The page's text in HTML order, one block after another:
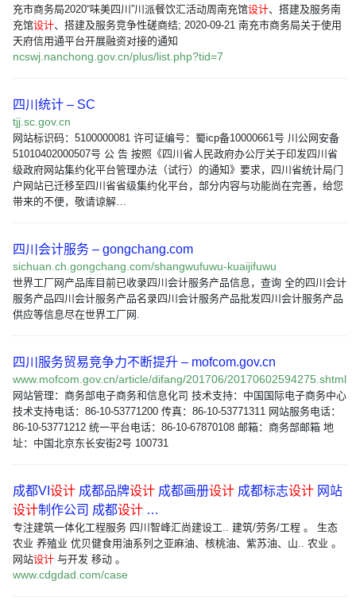
充市商务局2020“味美四川”川派餐饮汇活动周南充馆设计、搭建及服务南
充馆设计、搭建及服务竞争性磋商结; 2020-09-21 南充市商务局关于使用
天府信用通平台开展融资对接的通知
ncswj.nanchong.gov.cn/plus/list.php?tid=7
四川统计 – SC
tjj.sc.gov.cn
网站标识码：5100000081 许可证编号：蜀icp备10000661号 川公网安备
51010402000507号 公 告 按照《四川省人民政府办公厅关于印发四川省
级政府网站集约化平台管理办法（试行）的通知》要求，四川省统计局门
户网站已迁移至四川省省级集约化平台，部分内容与功能尚在完善，给您
带来的不便，敬请谅解…
四川会计服务 – gongchang.com
sichuan.ch.gongchang.com/shangwufuwu-kuaijifuwu
世界工厂网产品库目前已收录四川会计服务产品信息，查询 全的四川会计
服务产品四川会计服务产品名录四川会计服务产品批发四川会计服务产品
供应等信息尽在世界工厂网.
四川服务贸易竞争力不断提升 – mofcom.gov.cn
www.mofcom.gov.cn/article/difang/201706/20170602594275.shtml
网站管理：商务部电子商务和信息化司 技术支持：中国国际电子商务中心
技术支持电话：86-10-53771200 传真：86-10-53771311 网站服务电话：
86-10-53771212 统一平台电话：86-10-67870108 邮箱：商务部邮箱 地
址：中国北京东长安街2号 100731
成都VI 设计 成都品牌设计 成都画册设计 成都标志设计 网站
设计制作公司 成都设计 …
专注建筑一体化工程服务 四川智峰汇尚建设工.. 建筑/劳务/工程 。 生态
农业 养殖业 优贝健食用油系列之亚麻油、核桃油、紫苏油、山.. 农业 。
网站设计 与开发 移动 。
www.cdgdad.com/case